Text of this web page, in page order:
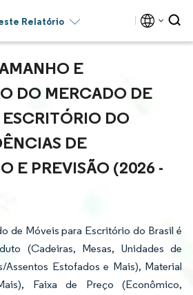
Relatório
E
DO MERCADO DE
ESCRITÓRIO DO
DE
E PREVISÃO (2026 -
de Móveis para Escritório do Brasil é
(Cadeiras, Mesas, Unidades de
Assentos Estofados e Mais), Material
Faixa de Preço (Econômico,